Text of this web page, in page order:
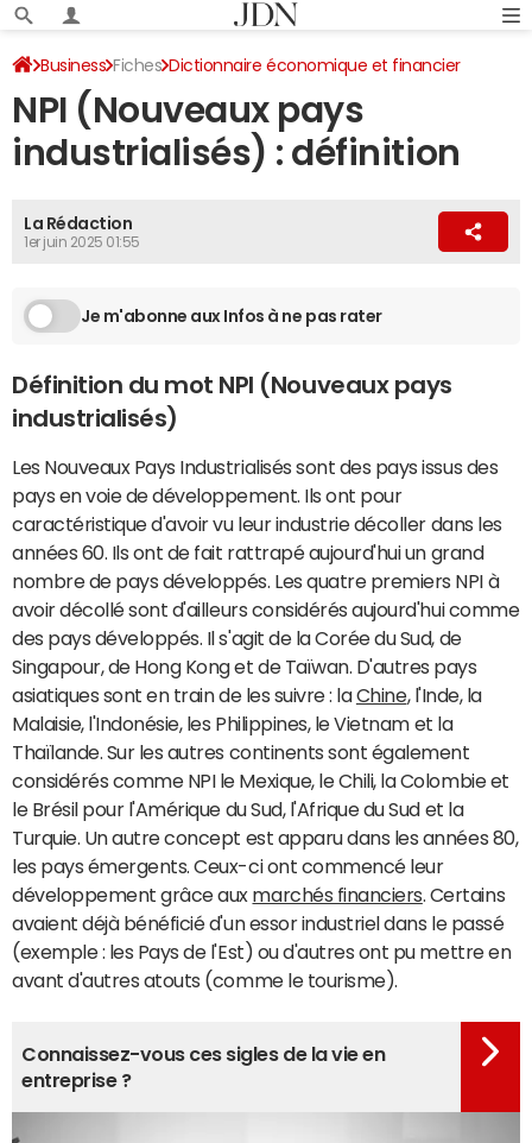
Business Fiches Dictionnaire économique et financier
NPI (Nouveaux pays
industrialisés) : définition
La Rédaction
1er juin 2025 01:55
Je m'abonne aux Infos à ne pas rater
Définition du mot NPI (Nouveaux pays
industrialisés)
Les Nouveaux Pays Industrialisés sont des pays issus des
pays en voie de développement. Ils ont pour
caractéristique d'avoir vu leur industrie décoller dans les
années 60. Ils ont de fait rattrapé aujourd'hui un grand
nombre de pays développés. Les quatre premiers NPI à
avoir décollé sont d'ailleurs considérés aujourd'hui comme
des pays développés. Il s'agit de la Corée du Sud, de
Singapour, de Hong Kong et de Taïwan. D'autres pays
asiatiques sont en train de les suivre : laChine, l'Inde, la
Malaisie, l'Indonésie, les Philippines, le Vietnam et la
Thaïlande. Sur les autres continents sont également
considérés comme NPI le Mexique, le Chili, la Colombie et
le Brésil pour l'Amérique du Sud, l'Afrique du Sud et la
Turquie. Un autre concept est apparu dans les années 80,
les pays émergents. Ceux-ci ont commencé leur
développement grâce aux marchés financiers . Certains
avaient déjà bénéficié d'un essor industriel dans le passé
(exemple : les Pays de l'Est) ou d'autres ont pu mettre en
avant d'autres atouts (comme le tourisme).
Connaissez-vous ces sigles de la vie en
entreprise ?